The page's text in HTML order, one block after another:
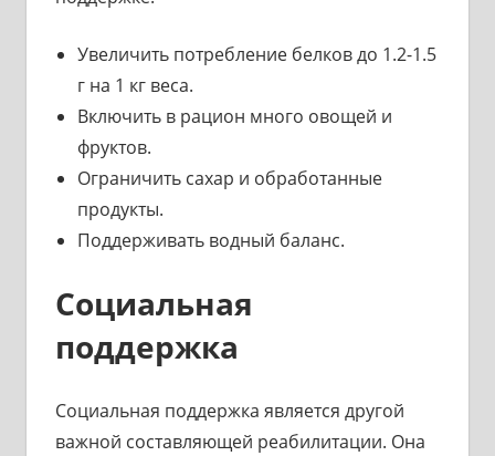
Увеличить потребление белков до 1.2-1.5
г на 1 кг веса.
Включить в рацион много овощей и
фруктов.
Ограничить сахар и обработанные
продукты.
Поддерживать водный баланс.
Социальная
поддержка
Социальная поддержка является другой
важной составляющей реабилитации. Она